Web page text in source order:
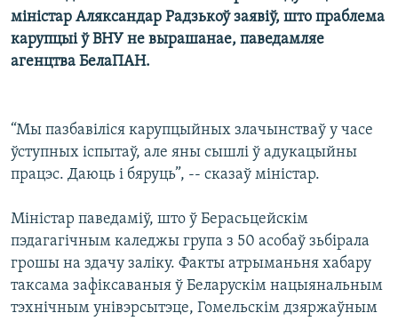
міністар Аляксандар Радзькоў заявіў, што праблема
карупцыі ў ВНУ не вырашанае, паведамляе
агенцтва БелаПАН.
“Мы пазбавіліся карупцыйных злачынстваў у часе
ўступных іспытаў, але яны сышлі ў адукацыйны
працэс. Даюць і бяруць”, -- сказаў міністар.
Міністар паведаміў, што ў Берасьцейскім
пэдагагічным каледжы група з 50 асобаў зьбірала
грошы на здачу заліку. Факты атрыманьня хабару
таксама зафіксаваныя ў Беларускім нацыянальным
тэхнічным унівэрсытэце, Гомельскім дзяржаўным